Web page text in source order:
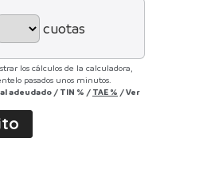
cuotas
los cálculos de la calculadora,
pasados unos minutos.
adeudado / TIN % / TAE % /Ver